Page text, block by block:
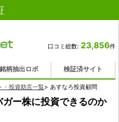
口コミ総数: 23,856件
銘柄抽出ロボ 検証済サイト
・投資助言一覧> あすなろ投資顧問
ー株に投資できるのか